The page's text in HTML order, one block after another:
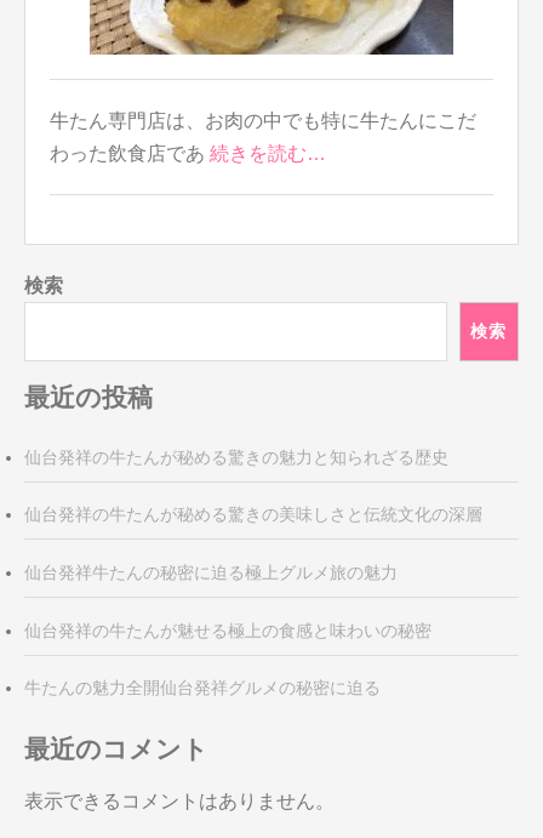
牛たん専門店は、お肉の中でも特に牛たんにこだ
わった飲食店であ 続きを読む…
検索
検索
最近の投稿
仙台発祥の牛たんが秘める驚きの魅力と知られざる歴史
仙台発祥の牛たんが秘める驚きの美味しさと伝統文化の深層
仙台発祥牛たんの秘密に迫る極上グルメ旅の魅力
仙台発祥の牛たんが魅せる極上の食感と味わいの秘密
牛たんの魅力全開仙台発祥グルメの秘密に迫る
最近のコメント
表示できるコメントはありません。